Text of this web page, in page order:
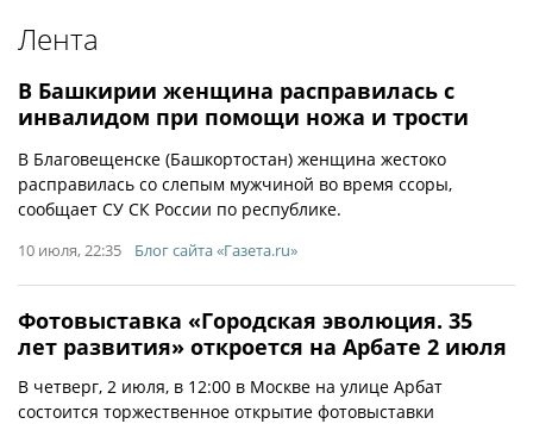
Лента
В Башкирии женщина расправилась с
инвалидом при помощи ножа и трости
В Благовещенске (Башкортостан) женщина жестоко
расправилась со слепым мужчиной во время ссоры,
сообщает СУ СК России по республике.
10 июля, 22:35 Блог сайта «Газета.ru»
Фотовыставка «Городская эволюция. 35
лет развития» откроется на Арбате 2 июля
В четверг, 2 июля, в 12:00 в Москве на улице Арбат
состоится торжественное открытие фотовыставки